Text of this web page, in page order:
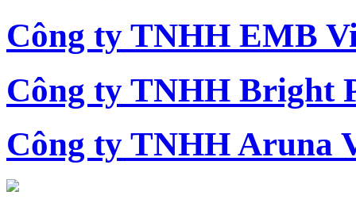
Công ty TNHH EMB
Công ty TNHH Bright
Công ty TNHH Aruna